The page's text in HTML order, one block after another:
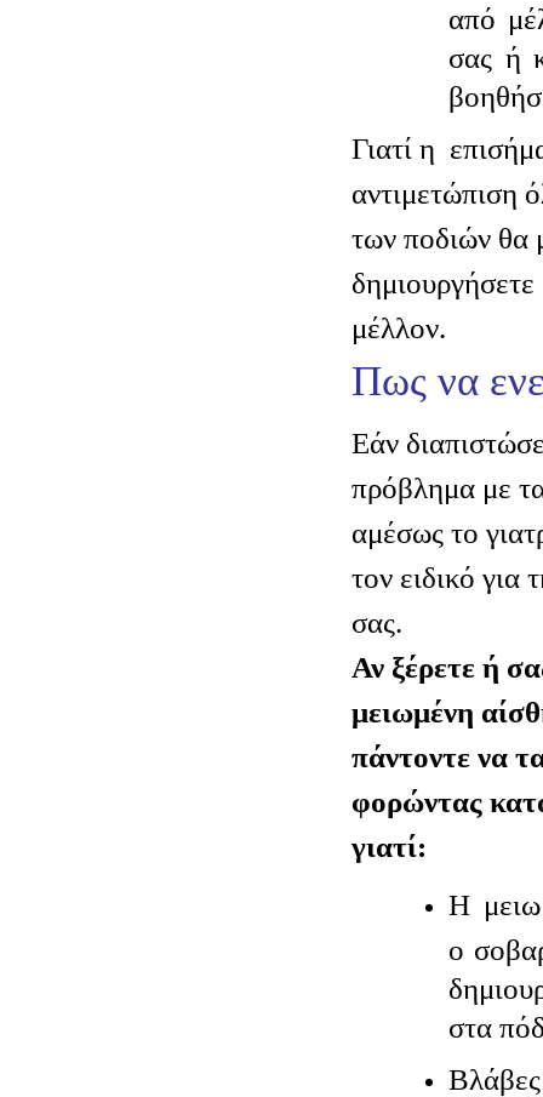
από
σας ή
Γιατί η
αντιμετώπιση
των ποδιών θα
μέλλον.
Πως να
Εάν
πρόβλημα με
αμέσως το
τον ειδικό για
σας.
Αν ξέρετε ή
μειωμένη
πάντοντε να
φορώντας
γιατί:
Η
ο
στα